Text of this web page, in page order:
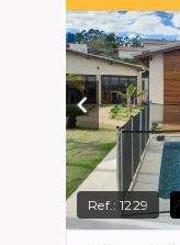
Ref.:1229